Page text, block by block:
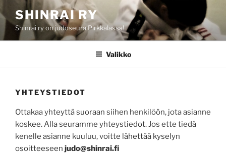
sisältöönSHINRAI RY
Shinrai ry on judoseura Pirkkalassa!
Valikko
YHTEYSTIEDOT
Ottakaa yhteyttä suoraan siihen henkilöön, jota asianne
koskee. Alla seuramme yhteystiedot. Jos ette tiedä
kenelle asianne kuuluu, voitte lähettää kyselyn
osoitteeseen judo@shinrai.fi